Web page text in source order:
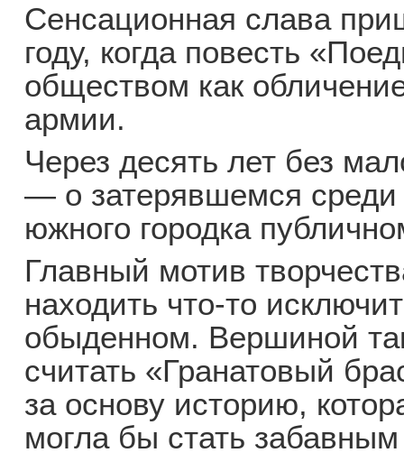
Сенсационная слава
году, когда повесть
обществом как
армии.
Через десять лет без
— о затерявшемся среди
южного городка
Главный мотив
находить что-то
обыденном. Вершиной
считать «Гранатовый
за основу историю,
могла бы стать